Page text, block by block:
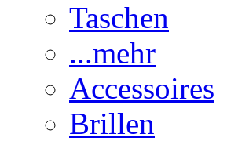
Taschen
...mehr
Accessoires
Brillen